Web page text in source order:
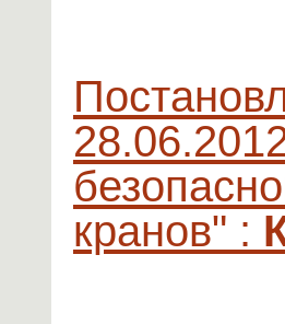
кранов" :